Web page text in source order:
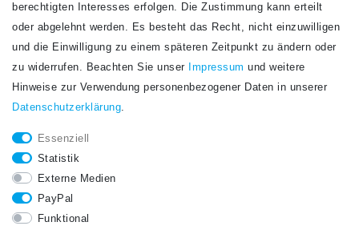
Newsletter
Honig
Hiermit bestätige ich, dass ich dieDaten­schutz­erklärunggelesen habe. Meine
STAY CONNECTED.
berechtigten Interesses erfolgen. Die Zustimmung kann erteilt
oder abgelehnt werden. Es besteht das Recht, nicht einzuwilligen
und die Einwilligung zu einem späteren Zeitpunkt zu ändern oder
zu widerrufen. Beachten Sie unser
Impressum und weitere
Hinweise zur Verwendung personenbezogener Daten in unserer
Daten­schutz­erklärung.
Essenziell
Statistik
Externe Medien
PayPal
Funktional